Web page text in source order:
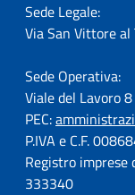
Sede Legale:
Via San Vittore
Sede Operativa:
Viale del Lavoro
PEC:
P.IVA e C.F.
Registro imprese
333340